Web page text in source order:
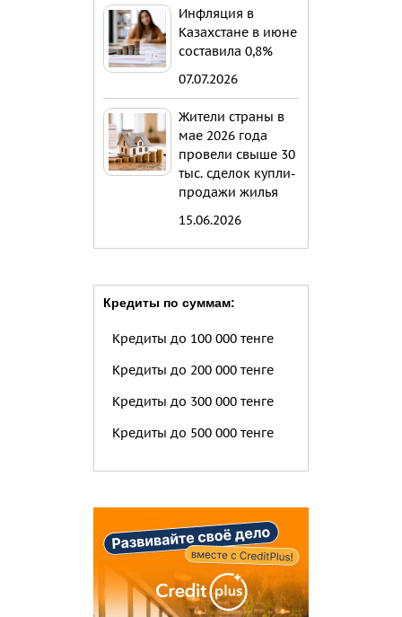
Инфляция в
Казахстане в июне
составила 0,8%
07.07.2026
Жители страны в
мае 2026 года
провели свыше 30
тыс. сделок купли-
продажи жилья
15.06.2026
Кредиты по суммам:
Кредиты до 100 000 тенге
Кредиты до 200 000 тенге
Кредиты до 300 000 тенге
Кредиты до 500 000 тенге